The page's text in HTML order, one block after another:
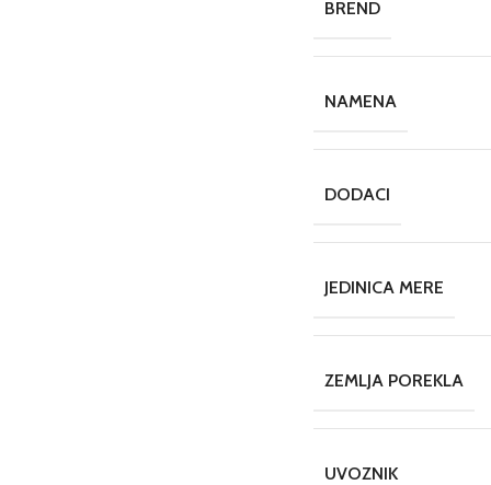
BREND
NAMENA
DODACI
JEDINICA MERE
ZEMLJA POREKLA
UVOZNIK